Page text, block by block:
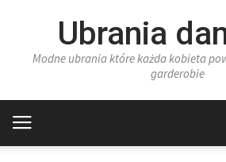
Ubrania
Modne ubrania które każda kobieta
garderobie